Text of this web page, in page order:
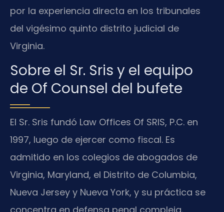
por la experiencia directa en los tribunales
del vigésimo quinto distrito judicial de
Virginia.
Sobre el Sr. Sris y el equipo
de Of Counsel del bufete
El Sr. Sris fundó Law Offices Of SRIS, P.C. en
1997, luego de ejercer como fiscal. Es
admitido en los colegios de abogados de
Virginia, Maryland, el Distrito de Columbia,
Nueva Jersey y Nueva York, y su práctica se